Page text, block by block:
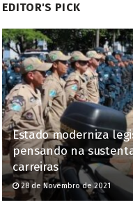
EDITOR'S PICK
Estado moderniza
pensando na
carreiras
28 de Novembro de 2021